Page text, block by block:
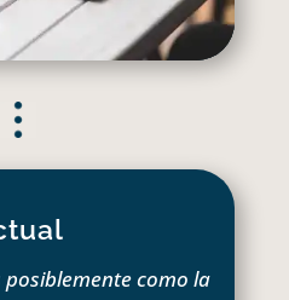
como la